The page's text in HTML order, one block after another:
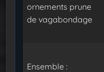
ornements prune
de vagabondage
Ensemble :